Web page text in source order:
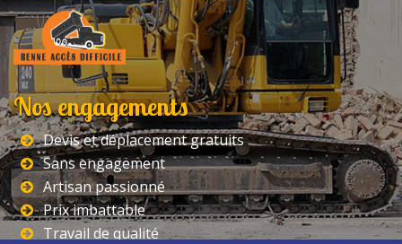
Nos engagements
Devis et déplacement gratuits
Sans engagement
Artisan passionné
Prix imbattable
Travail de qualité